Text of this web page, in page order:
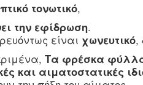
τονωτικό,
την εφίδρωση.
είναι χωνευτικό,
Τα φρέσκα φύλλα
και αιματοστατικές